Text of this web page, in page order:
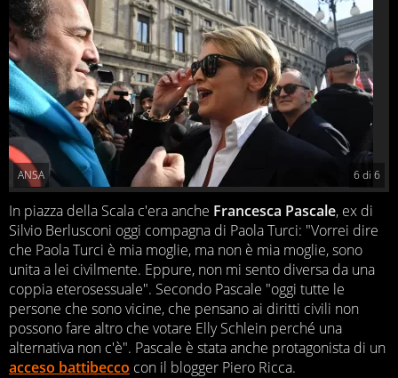
6di 6
ANSA
In piazza della Scala c'era anche Francesca Pascale, ex di
Silvio Berlusconi oggi compagna di Paola Turci: "Vorrei dire
che Paola Turci è mia moglie, ma non è mia moglie, sono
unita a lei civilmente. Eppure, non mi sento diversa da una
coppia eterosessuale". Secondo Pascale "oggi tutte le
persone che sono vicine, che pensano ai diritti civili non
possono fare altro che votare Elly Schlein perché una
alternativa non c'è". Pascale è stata anche protagonista di un
acceso battibecco con il blogger Piero Ricca.